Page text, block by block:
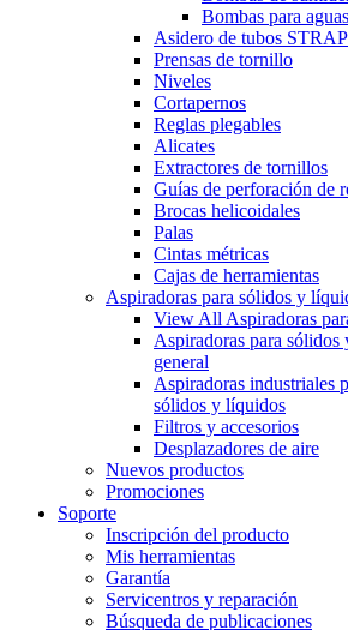
Bombas para
Asidero de tubos
Prensas de tornillo
Niveles
Cortapernos
Reglas plegables
Alicates
Extractores de tornillos
Guías de perforación de
Brocas helicoidales
Palas
Cintas métricas
Cajas de herramientas
Aspiradoras para sólidos y
View All Aspiradoras
Aspiradoras para sólidos
general
Aspiradoras industriales
sólidos y líquidos
Filtros y accesorios
Desplazadores de aire
Nuevos productos
Promociones
Soporte
Inscripción del producto
Mis herramientas
Garantía
Servicentros y reparación
Búsqueda de publicaciones